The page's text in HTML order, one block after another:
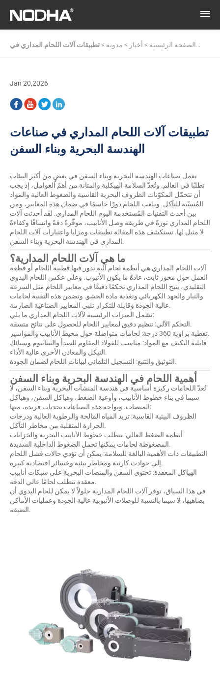
الصفحة الرئيسية > أخبار > مدونة >تطبيقات آلات اللحام المداري في
Jan 20,2026
تطبيقات آلات اللحام المداري في صناعات
الهندسة البحرية وبناء السفن
تعمل صناعات الهندسة البحرية وبناء السفن في بعضٍ من أكثر البيئات
تطلبًا في العالم. وتُعدّ السلامة الهيكلية والمتانة من أهمّ العوامل، إذ يجب
أن تتحمّل المكوّنات الظروف البحرية القاسية والضغوط العالية والمواد
المُسبّبة للتآكل. ويلعب اللحام دورًا حاسمًا في ضمان هذه المعايير، ومن
بين أحدث التقنيات المُستخدمة اليوم اللحام المداري. لقد أحدثت آلات
اللحام المداري ثورةً في طريقة وصل الأنابيب، موفّرةً دقةً واتساقًا وكفاءةً
لا مثيل لها. تستكشف هذه المقالة تطبيقات ومزايا واعتبارات آلات اللحام
المداري في الهندسة البحرية وبناء السفن.
ما هي آلات اللحام المدارية؟
آلات اللحام المداري هي أنظمة لحام آلية تدور فيها قطبية اللحام أو قطعة
العمل حول محور ثابت، عادةً ما يكون الأنبوب. وعلى عكس اللحام اليدوي
التقليدي، يتيح اللحام المداري تحكمًا دقيقًا في معايير اللحام مثل السرعة
والتيار والجهد الكهربائي وتغذية مادة الحشو. وتضمن هذه التقنية لحامات
عالية الجودة وقابلة للتكرار تلبي المعايير الصناعية الصارمة.
تشمل الميزات الرئيسية لآلات اللحام المداري ما يلي:
التحكم الآلي: تنظيم دقيق لمعايير اللحام للحصول على نتائج متسقة.
تغطية بزاوية 360 درجة: لحامات متواصلة حول محيط الأنابيب والمواسير.
قابلية التكيف مع المواد: مناسب للفولاذ المقاوم للصدأ والتيتانيوم وسبائك
النيكل والمعادن الأخرى عالية الأداء.
التوثيق والتتبع: التسجيل التلقائي لبيانات اللحام لضمان الجودة.
أهمية اللحام في الهندسة البحرية وبناء السفن
تُعدّ اللحامات ركيزة أساسية في هندسة المنشآت البحرية وبناء السفن، لا
سيما في بناء خطوط الأنابيب، وأوعية الضغط، وهياكل السفن، وهياكل
المنصات. وتواجه هذه الصناعات تحديات فريدة، منها:
الظروف البيئية القاسية: تزيد المياه المالحة والرطوبة العالية ودرجات
الحرارة المتقلبة من مخاطر التآكل.
أنظمة الضغط العالي: تتطلب خطوط الأنابيب البحرية والخزانات
المضغوطة لحامات يمكنها تحمل الضغوط الداخلية الشديدة.
التطبيقات ذات الأهمية البالغة للسلامة: يمكن أن تؤدي حالات فشل اللحام
إلى حوادث كارثية ومخاطر بيئية وخسائر اقتصادية كبيرة.
الهياكل المعقدة: تحتوي السفن والمنصات البحرية على شبكات أنابيب
معقدة تتطلب لحامًا عالي الدقة.
في هذا السياق، توفر آلات اللحام المدارية حلولاً لا يمكن للحام اليدوي أن
يضاهيها، لا سيما بالنسبة للوصلات الأنبوبية عالية الجودة وعمليات الأماكن
الضيقة.